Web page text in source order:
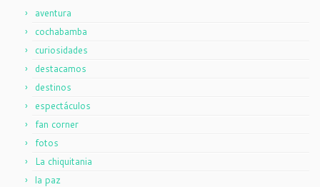
aventura
cochabamba
curiosidades
destacamos
destinos
espectáculos
fan corner
fotos
La chiquitania
la paz